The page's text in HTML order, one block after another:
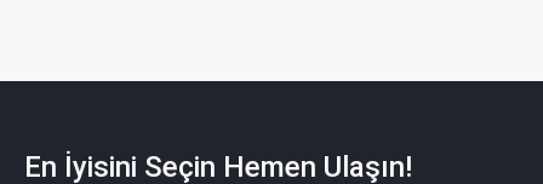
En İyisini Seçin Hemen Ulaşın!